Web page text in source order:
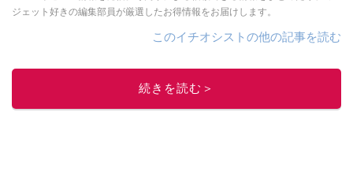
ジェット好きの編集部員が厳選したお得情報をお届けします。
このイチオシストの他の記事を読む
続きを読む＞